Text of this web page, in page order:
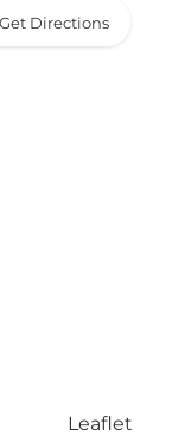
Leaflet
Get Directions